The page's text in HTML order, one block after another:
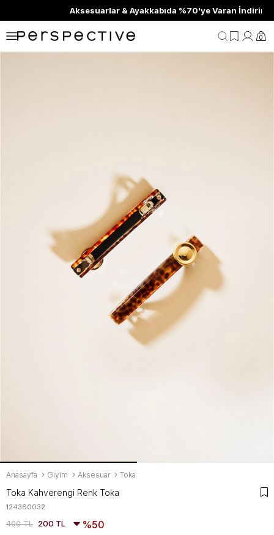
Aksesuarlar & Ayakkabıda %70'ye Varan İndirim
0
Anasayfa Giyim Aksesuar Toka
Toka Kahverengi Renk Toka
124360032
400 TL 200 TL 50